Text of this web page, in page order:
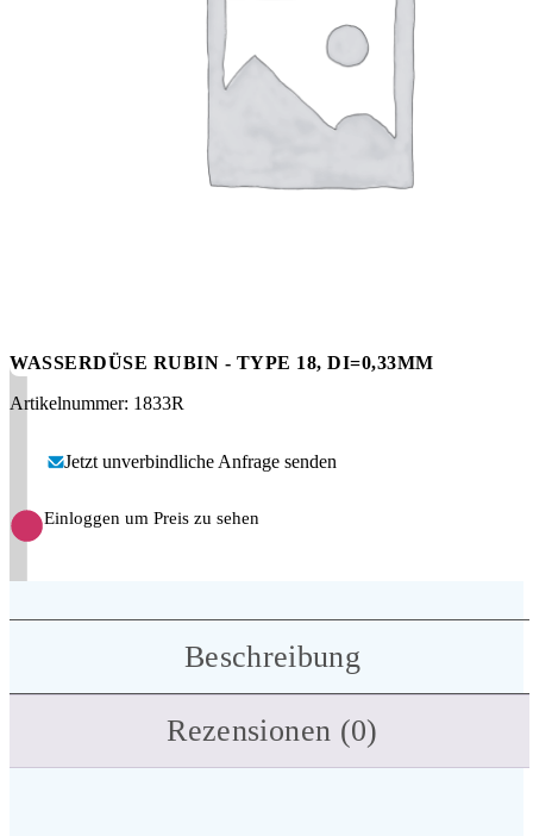
WASSERDÜSE RUBIN - TYPE 18, DI=0,33MM
Artikelnummer: 1833R
Jetzt unverbindliche Anfrage senden
Einloggen um Preis zu sehen
Beschreibung
Rezensionen (0)